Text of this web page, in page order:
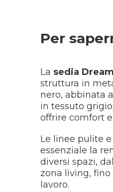
Per
La sedia
struttura in
nero, abbinata
in tessuto
offrire comfort
Le linee pulite
essenziale la
diversi spazi,
zona living,
lavoro.